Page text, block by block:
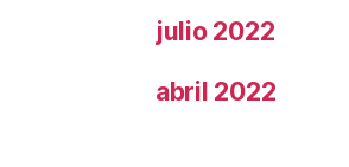
julio 2022
abril 2022